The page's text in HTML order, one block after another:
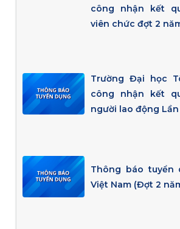
công nhận kết
viên chức đợt 2
Trường Đại học
công nhận kết
người lao động
Thông báo tuyển
Việt Nam (Đợt 2